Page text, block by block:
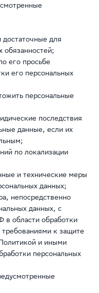
для
обязанностей;
его просьбе
его персональных
персональные
последствия
данные, если их
по локализации
и технические меры
данных;
непосредственно
данных, с
в области обработки
к защите
и иными
персональных